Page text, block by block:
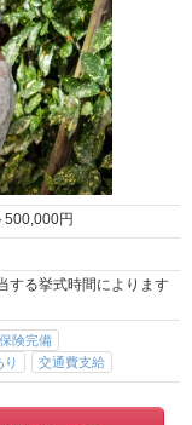
500,000円
する挙式時間によります
険完備
り 交通費支給